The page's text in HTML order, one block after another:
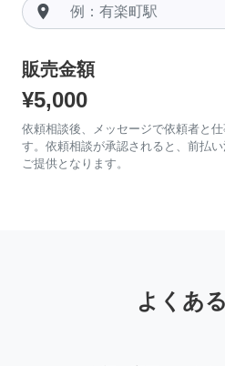
room
販売金額
¥5,000
依頼相談後、メッセージで依頼者と
す。依頼相談が承認されると、前払
ご提供となります。
よくあ